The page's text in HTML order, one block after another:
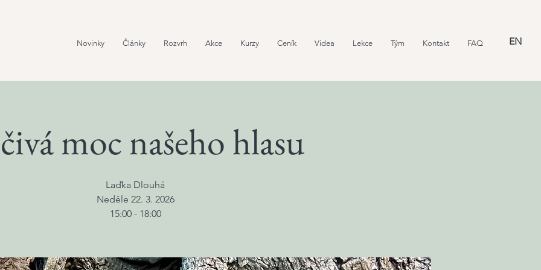
Novinky Články Rozvrh Akce Kurzy Ceník Videa Lekce Tým Kontakt FAQ EN
moc našeho hlasu
Laďka Dlouhá
Neděle 22. 3. 2026
15:00 - 18:00